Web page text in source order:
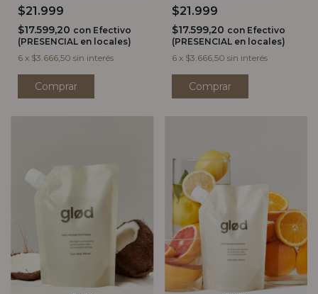
$21.999
$17.599,20 con Efectivo
(PRESENCIAL en locales)
6 x $3.666,50 sin interés
Comprar
$21.999
$17.599,20 con Efectivo
(PRESENCIAL en locales)
6 x $3.666,50 sin interés
Comprar